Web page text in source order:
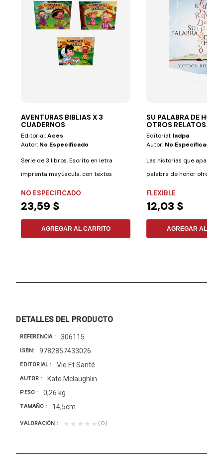
AVENTURAS BIBLIAS X 3
CUADERNOS
Editorial:Aces
Autor: No Especificado
Serie de 3 libros. Escrito en letra
imprenta mayúscula, con textos
NO ESPECIFICADO
23,59 $
AGREGAR AL CARRITO
SU PALABRA DE
OTROS RELATOS...
Editorial: Iadpa
Autor: No Especificado
Las historias que
palabra de honor ofrecen
FLEXIBLE
12,03 $
AGREGAR AL
DETALLES DEL PRODUCTO
REFERENCIA 306115
ISBN 9782857433026
EDITORIAL Vie Et Santé
AUTOR Kate Mclaughlin
PESO 0,26 kg
TAMAÑO 14,5cm
VALORACIÓN ★★★★★ (0)